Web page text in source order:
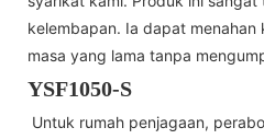
kelembapan. Ia dapat menahan
masa yang lama tanpa
YSF1050-S
Untuk rumah penjagaan,